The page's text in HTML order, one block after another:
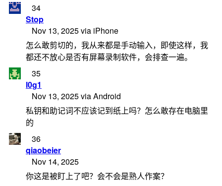
34
Stop
Nov 13, 2025 via iPhone
怎么敢剪切的，我从来都是手动输入，即使这样，我
都还不放心是否有屏幕录制软件，会排查一遍。
35
l0g1
Nov 13, 2025 via Android
私钥和助记词不应该记到纸上吗？怎么敢存在电脑里
的
36
qiaobeier
Nov 14, 2025
你这是被盯上了吧？会不会是熟人作案？